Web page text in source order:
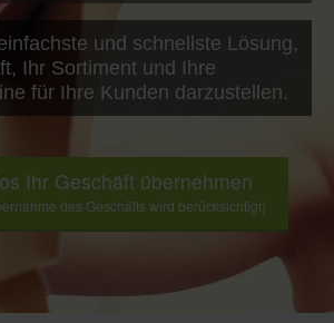
und schnellste Lösung,
Ihr Sortiment und Ihre
für Ihre Kunden darzustellen.
Ihr Geschäft übernehmen
des Geschäfts wird berücksichtigt)